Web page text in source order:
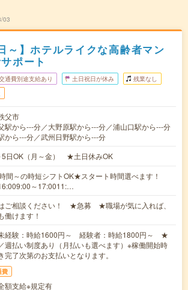
03
～】ホテルライクな高齢者マン
ポート
通費別途支給あり 土日祝日が休み 残業なし
父市
駅から---分／大野原駅から---分／浦山口駅から---分
から---分／武州日野駅から---分
5日OK（月～金） ★土日休みOK
間～の時短シフトOK★スタート時間選べます！
～17:0011:…
ご相談ください！ ★急募 ★職場が気に入れば、
働けます！
経験：時給1600円～ 経験者：時給1800円～ ★
週払い制度あり（月払いも選べます）※稼働開始時
完了次第のお支払いとなります。
費
額支給※規定有